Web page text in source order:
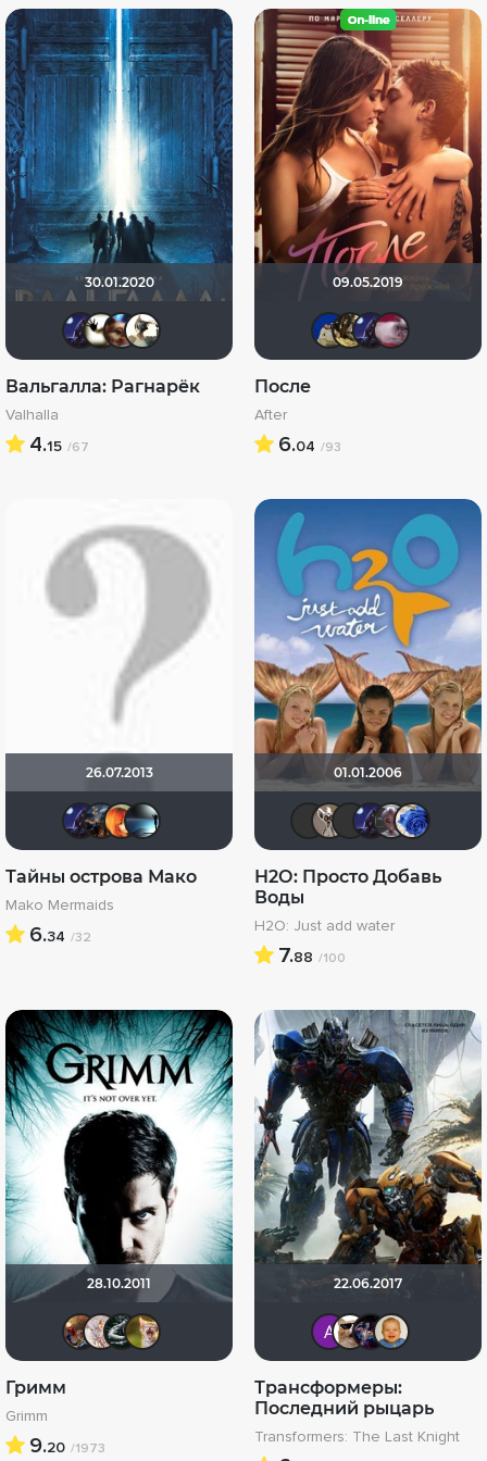
30.01.2020
Вальгалла: Рагнарёк
Valhalla
4.15 /67
09.05.2019
После
After
6.04 /93
26.07.2013
ღMi[SS]✬Kapri[ZZ]ღ
нюшка254
Тайны острова Мако
Mako Mermaids
6.34 /32
01.01.2006
vadim sXe
fainik12
Н2О: Просто Добавь
Воды
H2O: Just add water
7.88 /100
28.10.2011
Большой любитель кино
Мя-ха-хау!
Гримм
Grimm
9.20 /1973
22.06.2017
Трансформеры:
Последний рыцарь
Transformers: The Last Knight